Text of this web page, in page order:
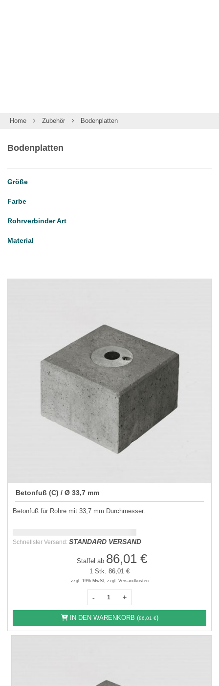
Home Zubehör Bodenplatten
Bodenplatten
Betonfuß (C) / Ø 33,7 mm
Betonfuß für Rohre mit 33,7 mm Durchmesser.
Schnellster Versand: STANDARD VERSAND
Staffel ab 86,01 €
1 Stk. 86,01 €
zzgl. 19% MwSt, zzgl. Versandkosten
- +
IN DEN WARENKORB (86,01 €)
Größe
Farbe
Rohrverbinder Art
Material